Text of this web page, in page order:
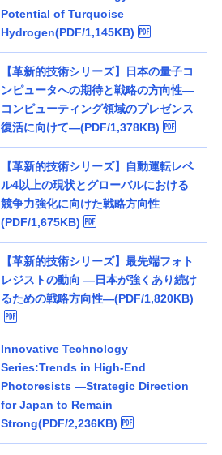
Potential of Turquoise
Hydrogen(PDF/1,145KB)
【革新的技術シリーズ】日本の量子コ
ンピュータへの期待と戦略の方向性—
コンピューティング領域のプレゼンス
復活に向けて—(PDF/1,378KB)
【革新的技術シリーズ】自動運転レベ
ル4以上の現状とグローバルにおける
競争力強化に向けた戦略方向性
(PDF/1,675KB)
【革新的技術シリーズ】最先端フォト
レジストの動向 —日本が強くあり続け
るための戦略方向性—(PDF/1,820KB)
Innovative Technology
Series:Trends in High-End
Photoresists —Strategic Direction
for Japan to Remain
Strong(PDF/2,236KB)